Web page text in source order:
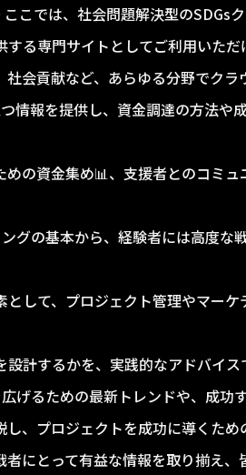
こでは、社会問題解決型のSDGs
る専門サイトとしてご利用いただ
会貢献など、あらゆる分野でク
情報を提供し、資金調達の方法や
の資金集め📊、支援者とのコミ
グの基本から、経験者には高度な
して、プロジェクト管理やマー
計するかを、実践的なアドバイ
げるための最新トレンドや、成功
、プロジェクトを成功に導くた
にとって有益な情報を取り揃え